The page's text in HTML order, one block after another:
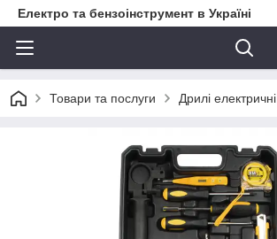
Електро та бензоінструмент в Україні
Товари та послуги Дрилі електричні